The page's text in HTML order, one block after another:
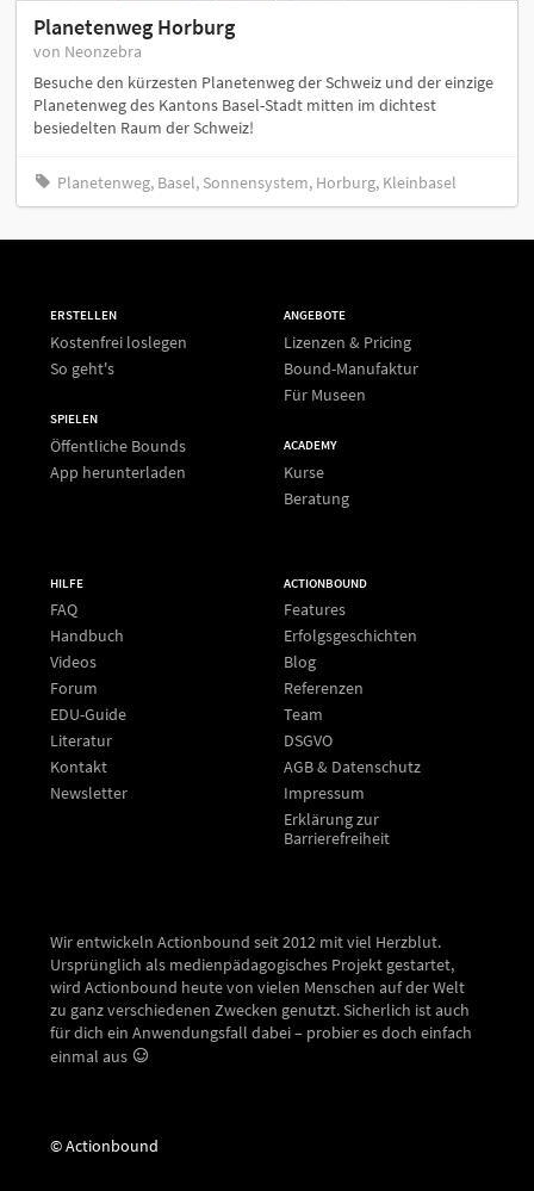
Planetenweg Horburg
von Neonzebra
Besuche den kürzesten Planetenweg der Schweiz und der einzige
Planetenweg des Kantons Basel-Stadt mitten im dichtest
besiedelten Raum der Schweiz!
Planetenweg, Basel, Sonnensystem, Horburg, Kleinbasel
ERSTELLEN
Kostenfrei loslegen
So geht's
SPIELEN
Öffentliche Bounds
App herunterladen
ANGEBOTE
Lizenzen & Pricing
Bound-Manufaktur
Für Museen
ACADEMY
Kurse
Beratung
HILFE
FAQ
Handbuch
Videos
Forum
EDU-Guide
Literatur
Kontakt
Newsletter
ACTIONBOUND
Features
Erfolgsgeschichten
Blog
Referenzen
Team
DSGVO
AGB & Datenschutz
Impressum
Erklärung zur
Barrierefreiheit
Wir entwickeln Actionbound seit 2012 mit viel Herzblut.
Ursprünglich als medienpädagogisches Projekt gestartet,
wird Actionbound heute von vielen Menschen auf der Welt
zu ganz verschiedenen Zwecken genutzt. Sicherlich ist auch
für dich ein Anwendungsfall dabei – probier es doch einfach
einmal aus
© Actionbound